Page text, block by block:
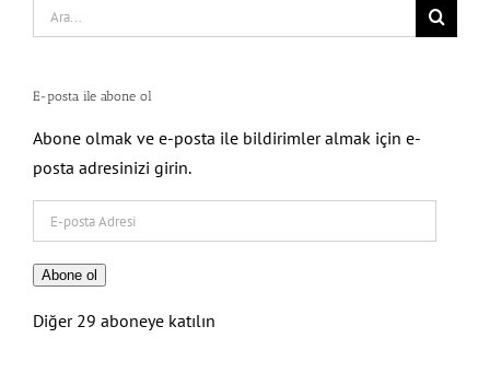
Search
for:
E-posta ile abone ol
Abone olmak ve e-posta ile bildirimler almak için e-
posta adresinizi girin.
posta
Adresi
Abone ol
Diğer 29 aboneye katılın